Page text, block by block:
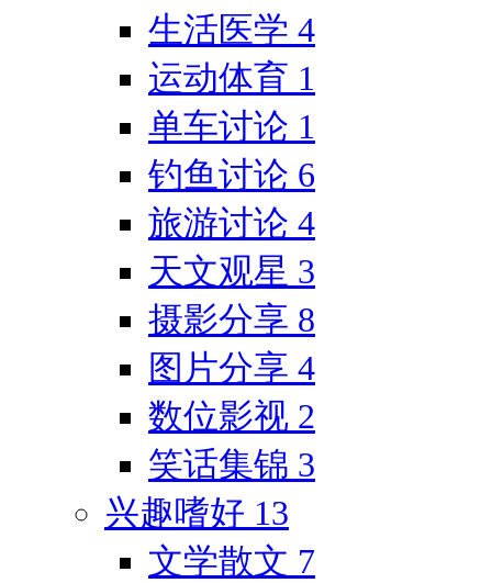
生活医学 4
运动体育 1
单车讨论 1
钓鱼讨论 6
旅游讨论 4
天文观星 3
摄影分享 8
图片分享 4
数位影视 2
笑话集锦 3
兴趣嗜好 13
文学散文 7